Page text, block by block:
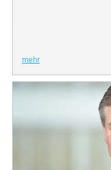
mehr